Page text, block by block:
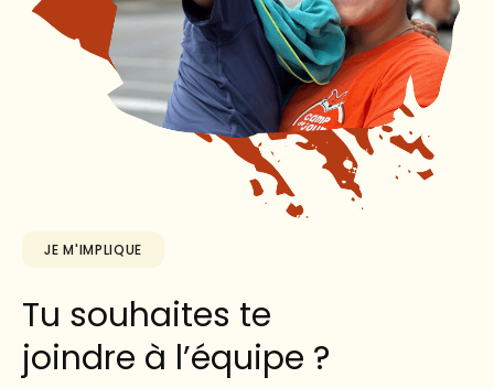
JE M'IMPLIQUE
Tu souhaites te
joindre à l’équipe ?